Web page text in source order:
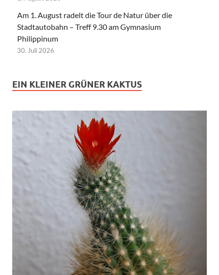
Am 1. August radelt die Tour de Natur über die
Stadtautobahn – Treff 9.30 am Gymnasium
Philippinum
30. Juli 2026
EIN KLEINER GRÜNER KAKTUS